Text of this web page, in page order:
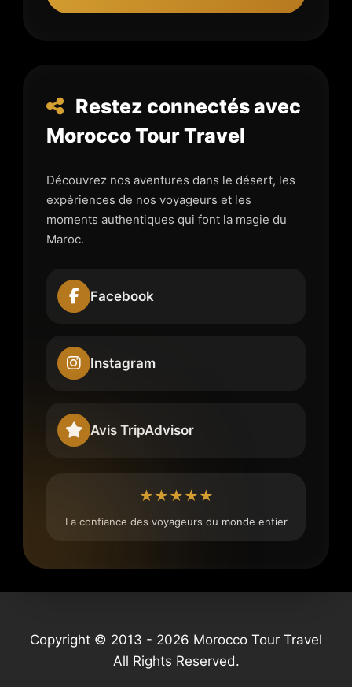
Restez connectés avec
Morocco Tour Travel
Découvrez nos aventures dans le désert, les
expériences de nos voyageurs et les
moments authentiques qui font la magie du
Maroc.
Facebook
Instagram
Avis TripAdvisor
★★★★★
La confiance des voyageurs du monde entier
Copyright © 2013 - 2026 Morocco Tour Travel
All Rights Reserved.